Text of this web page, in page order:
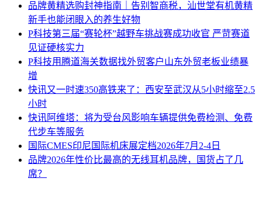
品牌黄精选购封神指南｜告别智商税，汕世堂有机黄精
新手也能闭眼入的养生好物
P科技第三届“赛轮杯”越野车挑战赛成功收官 严苛赛道
见证硬核实力
P科技用腾道海关数据找外贸客户山东外贸老板业绩暴
增
快讯又一时速350高铁来了：西安至武汉从5小时缩至2.5
小时
快讯阿维塔：将为受台风影响车辆提供免费检测、免费
代步车等服务
国际CMES印尼国际机床展定档2026年7月2-4日
品牌2026年性价比最高的无线耳机品牌，国货占了几
席？